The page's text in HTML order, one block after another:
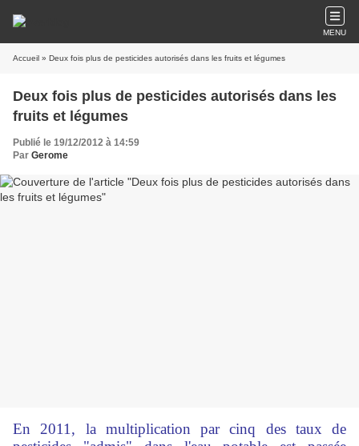
MENU
Accueil » Deux fois plus de pesticides autorisés dans les fruits et légumes
Deux fois plus de pesticides autorisés dans les
fruits et légumes
Publié le 19/12/2012 à 14:59
Par Gerome
En 2011, la multiplication par cinq des taux de